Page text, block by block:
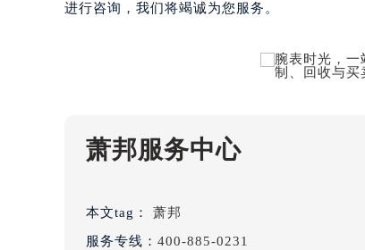
吉林省辽源市龙山区人民大街
吉林省四平市铁东区紫气大路
吉林省延边市延吉市解放路萧
辽宁省鞍山市铁东区站前街萧
辽宁省朝阳市双塔区新华路萧
辽宁省丹东市振兴区七经街萧
进行咨询，我们将竭诚为您服务。
萧邦服务中心
本文tag： 萧邦
服务专线： 400-885-0231